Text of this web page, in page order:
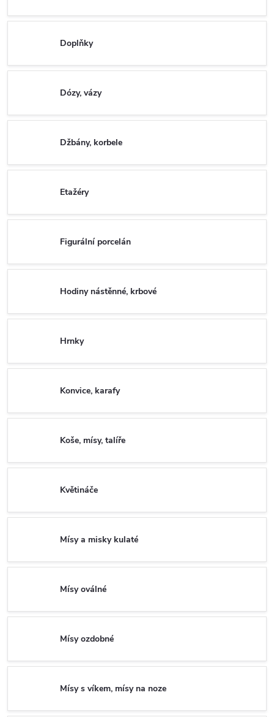
Doplňky
Dózy, vázy
Džbány, korbele
Etažéry
Figurální porcelán
Hodiny nástěnné, krbové
Hrnky
Konvice, karafy
Koše, mísy, talíře
Květináče
Mísy a misky kulaté
Mísy oválné
Mísy ozdobné
Mísy s víkem, mísy na noze